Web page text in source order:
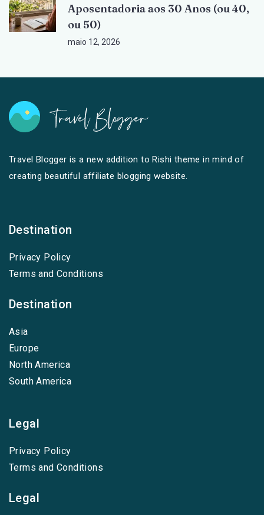
Aposentadoria aos 30 Anos (ou 40,
ou 50)
maio 12, 2026
Travel Blogger is a new addition to Rishi theme in mind of
creating beautiful affiliate blogging website.
Destination
Privacy Policy
Terms and Conditions
Destination
Asia
Europe
North America
South America
Legal
Privacy Policy
Terms and Conditions
Legal